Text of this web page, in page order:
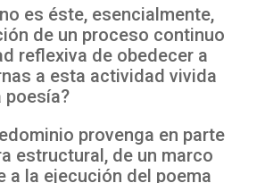
es éste, esencialmente,
de un proceso continuo
reflexiva de obedecer a
a esta actividad vivida
poesía?
provenga en parte
estructural, de un marco
a la ejecución del poema